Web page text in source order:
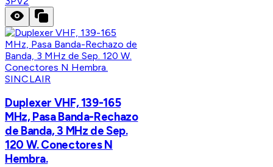
SINCLAIR
Duplexer VHF, 139-165
MHz, Pasa Banda-Rechazo
de Banda, 3 MHz de Sep.
120 W. Conectores N
Hembra.